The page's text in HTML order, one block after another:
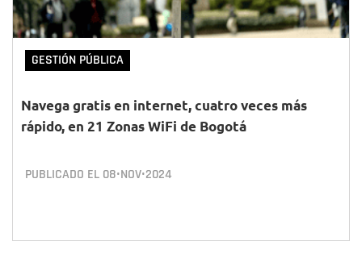
GESTIÓN PÚBLICA
Navega gratis en internet, cuatro veces más
rápido, en 21 Zonas WiFi de Bogotá
PUBLICADO EL 08•NOV•2024